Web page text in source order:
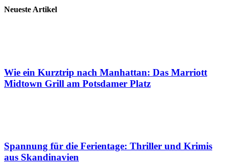
Neueste Artikel
Wie ein Kurztrip nach Manhattan: Das Marriott
Midtown Grill am Potsdamer Platz
Spannung für die Ferientage: Thriller und Krimis
aus Skandinavien